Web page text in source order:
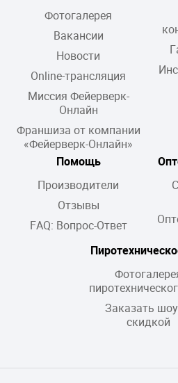
Фотогалерея
Вакансии
Новости
Online-трансляция
Миссия Фейерверк-
Онлайн
Франшиза от компании
«Фейерверк-Онлайн»
Помощь
Производители
Отзывы
FAQ: Вопрос-Ответ
Заказать
скидкой